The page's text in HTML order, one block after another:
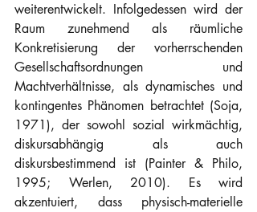
weiterentwickelt. Infolgedessen wird der
Raum zunehmend als räumliche
Konkretisierung der vorherrschenden
Gesellschaftsordnungen und
Machtverhältnisse, als dynamisches und
kontingentes Phänomen betrachtet (Soja,
1971), der sowohl sozial wirkmächtig,
diskursabhängig als auch
diskursbestimmend ist (Painter & Philo,
1995; Werlen, 2010). Es wird
akzentuiert, dass physisch-materielle